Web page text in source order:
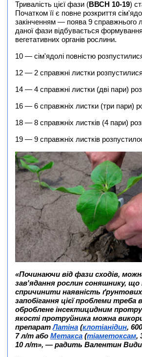
Тривалість цієї фази (ВВСН 10-19)
Початком її є повне розкриття
закінченням — поява 9 справжнього
даної фази відбувається формування
вегетативних органів рослини.
10 — сім'ядолі повністю
12 — 2 справжні листки
14 — 4 справжні листки (дві пари)
16 — 6 справжніх листки (три пари)
18 — 8 справжніх листків (4 пари)
19 — 9 справжніх листків
«Починаючи від фази сходів,
зав'ядання рослин соняшнику,
спричинити наявність
запобігання цієї проблеми треба
оброблене інсектицидним
якості протруйника можна
препарат Латіна (клотіанідин,
7 л/т або Метакса (тіаметоксам,
10 л/т», — радить Валентин